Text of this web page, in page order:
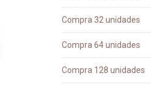
Compra 32 unidades
Compra 64 unidades
Compra 128 unidades